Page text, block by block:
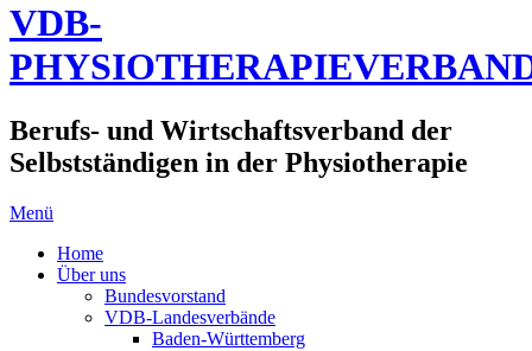
VDB-
Berufs- und Wirtschaftsverband der
Selbstständigen in der Physiotherapie
Menü
Home
Über uns
Bundesvorstand
VDB-Landesverbände
Baden-Württemberg